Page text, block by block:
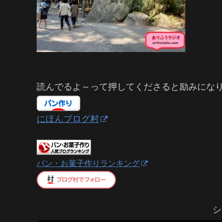
読んでるよ～って押してくださると励みにな
にほんブログ村
パン・お菓子作りランキング